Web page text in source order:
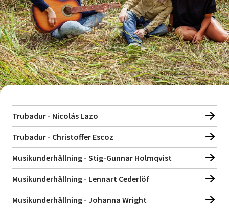
Trubadur - Nicolás Lazo
Trubadur - Christoffer Escoz
Musikunderhållning - Stig-Gunnar Holmqvist
Musikunderhållning - Lennart Cederlöf
Musikunderhållning - Johanna Wright